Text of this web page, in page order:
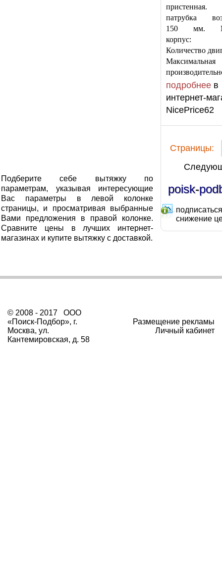
пристенная.
патрубка
150 мм.
корпус:
Количество
Максимальная
подробнее в
интернет-
NicePrice62
Cтраницы:
poisk-
снижение
Подберите себе вытяжку по
параметрам, указывая интересующие
Вас параметры в левой колонке
страницы, и просматривая выбранные
Вами предложения в правой колонке.
Сравните цены в лучших интернет-
магазинах и купите вытяжку с доставкой.
© 2008 - 2017 ООО
«Поиск-Подбор», г.
Москва, ул.
Кантемировская, д. 58
Размещение рекламы
Личный кабинет